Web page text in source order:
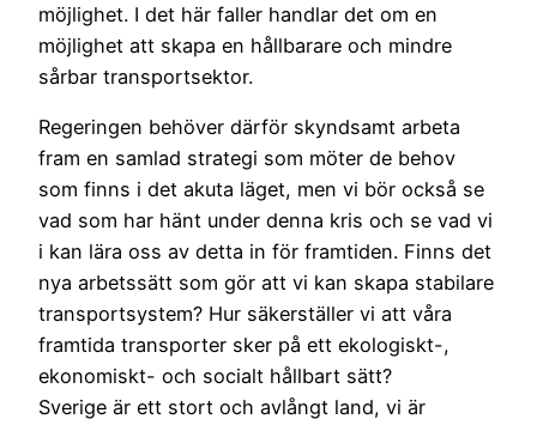
möjlighet. I det här faller handlar det om en
möjlighet att skapa en hållbarare och mindre
sårbar transportsektor.
Regeringen behöver därför skyndsamt arbeta
fram en samlad strategi som möter de behov
som finns i det akuta läget, men vi bör också se
vad som har hänt under denna kris och se vad vi
i kan lära oss av detta in för framtiden. Finns det
nya arbetssätt som gör att vi kan skapa stabilare
transportsystem? Hur säkerställer vi att våra
framtida transporter sker på ett ekologiskt-,
ekonomiskt- och socialt hållbart sätt?
Sverige är ett stort och avlångt land, vi är